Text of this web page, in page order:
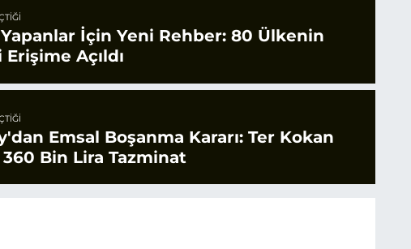
İçin Yeni Rehber: 80 Ülkenin
Açıldı
Emsal Boşanma Kararı: Ter Kokan
360 Bin Lira Tazminat